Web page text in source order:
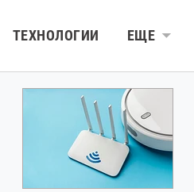
ТЕХНОЛОГИИ ЕЩЕ